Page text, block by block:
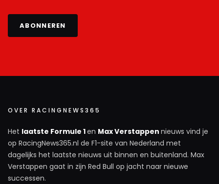
ABONNEREN
OVER RACINGNEWS365
Het laatste Formule 1en Max Verstappen nieuws vind je
op RacingNews365.nl de F1-site van Nederland met
dagelijks het laatste nieuws uit binnen en buitenland. Max
Verstappen gaat in zijn Red Bull op jacht naar nieuwe
successen.